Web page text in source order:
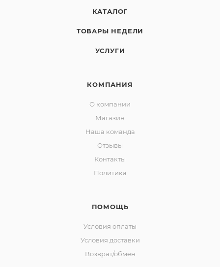
КАТАЛОГ
ТОВАРЫ НЕДЕЛИ
УСЛУГИ
КОМПАНИЯ
О компании
Магазин
Наша команда
Отзывы
Контакты
Политика
ПОМОЩЬ
Условия оплаты
Условия доставки
Возврат/обмен